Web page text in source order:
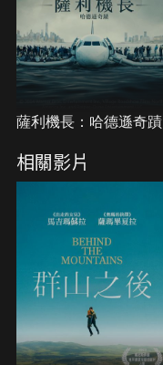
薩利機長：哈德遜奇蹟
相關影片